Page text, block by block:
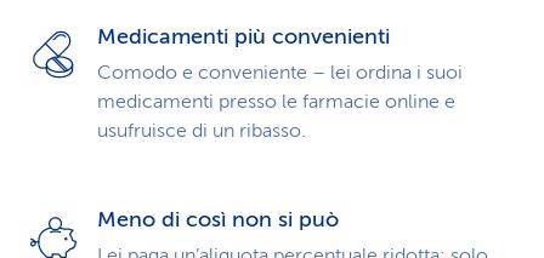
Medicamenti più convenienti
Comodo e conveniente – lei ordina i suoi
medicamenti presso le farmacie online e
usufruisce di un ribasso.
Meno di così non si può